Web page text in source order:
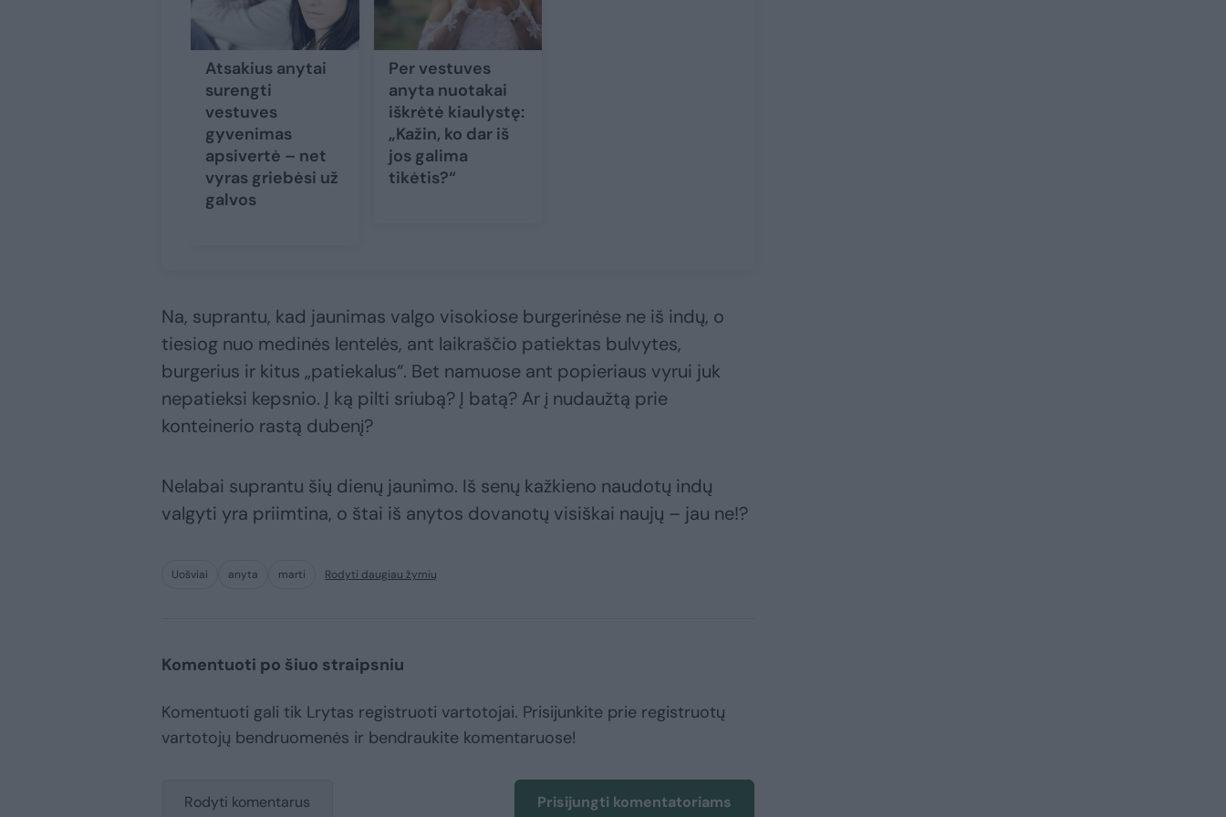
Atsakius anytai
surengti
vestuves
gyvenimas
apsivertė – net
vyras griebėsi už
galvos
Per vestuves
anyta nuotakai
iškrėtė kiaulystę:
„Kažin, ko dar iš
jos galima
tikėtis?“
Na, suprantu, kad jaunimas valgo visokiose burgerinėse ne iš indų, o
tiesiog nuo medinės lentelės, ant laikraščio patiektas bulvytes,
burgerius ir kitus „patiekalus“. Bet namuose ant popieriaus vyrui juk
nepatieksi kepsnio. Į ką pilti sriubą? Į batą? Ar į nudaužtą prie
konteinerio rastą dubenį?
Nelabai suprantu šių dienų jaunimo. Iš senų kažkieno naudotų indų
valgyti yra priimtina, o štai iš anytos dovanotų visiškai naujų – jau ne!?
Uošviai anyta marti Rodyti daugiau žymių
Komentuoti po šiuo straipsniu
Komentuoti gali tik Lrytas registruoti vartotojai. Prisijunkite prie registruotų
vartotojų bendruomenės ir bendraukite komentaruose!
Rodyti komentarus Prisijungti komentatoriams